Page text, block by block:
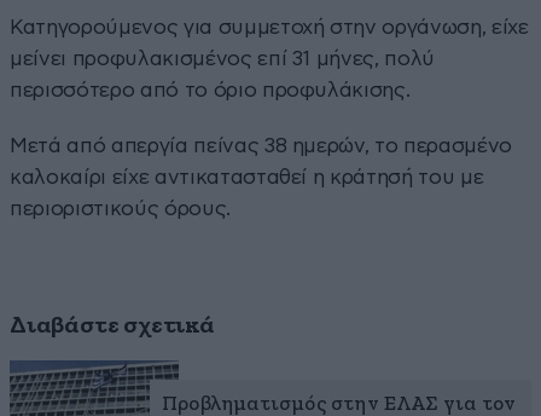
Κατηγορούμενος για συμμετοχή στην οργάνωση, είχε
μείνει προφυλακισμένος επί 31 μήνες, πολύ
περισσότερο από το όριο προφυλάκισης.
Μετά από απεργία πείνας 38 ημερών, το περασμένο
καλοκαίρι είχε αντικατασταθεί η κράτησή του με
περιοριστικούς όρους.
Διαβάστε σχετικά
Προβληματισμός στην ΕΛΑΣ για τον